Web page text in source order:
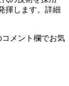
揮します。詳細
メント欄でお気